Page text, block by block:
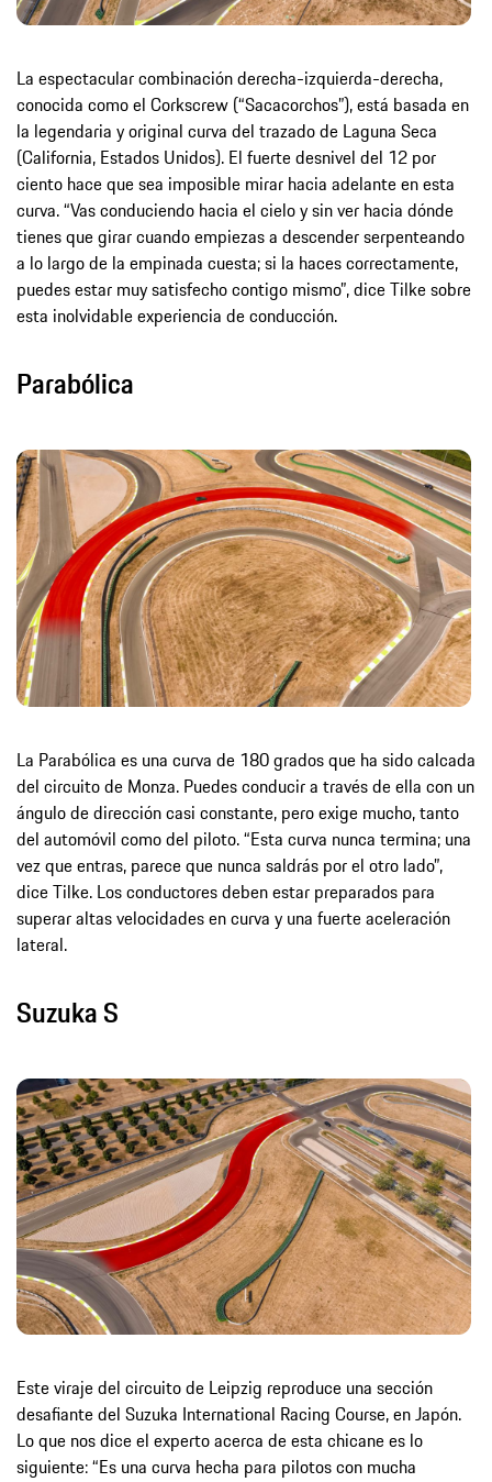
La espectacular combinación derecha-izquierda-derecha,
conocida como el Corkscrew (“Sacacorchos”), está basada en
la legendaria y original curva del trazado de Laguna Seca
(California, Estados Unidos). El fuerte desnivel del 12 por
ciento hace que sea imposible mirar hacia adelante en esta
curva. “Vas conduciendo hacia el cielo y sin ver hacia dónde
tienes que girar cuando empiezas a descender serpenteando
a lo largo de la empinada cuesta; si la haces correctamente,
puedes estar muy satisfecho contigo mismo”, dice Tilke sobre
esta inolvidable experiencia de conducción.
Parabólica
La Parabólica es una curva de 180 grados que ha sido calcada
del circuito de Monza. Puedes conducir a través de ella con un
ángulo de dirección casi constante, pero exige mucho, tanto
del automóvil como del piloto. “Esta curva nunca termina; una
vez que entras, parece que nunca saldrás por el otro lado”,
dice Tilke. Los conductores deben estar preparados para
superar altas velocidades en curva y una fuerte aceleración
lateral.
Suzuka S
Este viraje del circuito de Leipzig reproduce una sección
desafiante del Suzuka International Racing Course, en Japón.
Lo que nos dice el experto acerca de esta chicane es lo
siguiente: “Es una curva hecha para pilotos con mucha